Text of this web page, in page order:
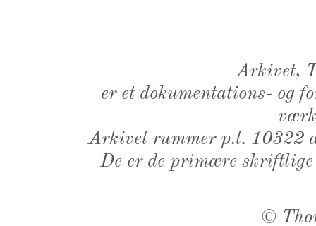
Arkivet,
er et dokumentations- og
Arkivet rummer p.t. 10322
De er de primære
©